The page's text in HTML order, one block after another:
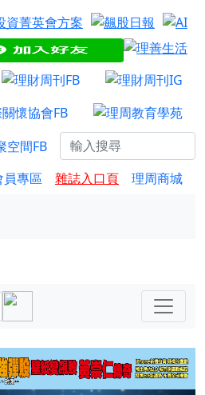
員專區 雜誌入口頁 理周商城